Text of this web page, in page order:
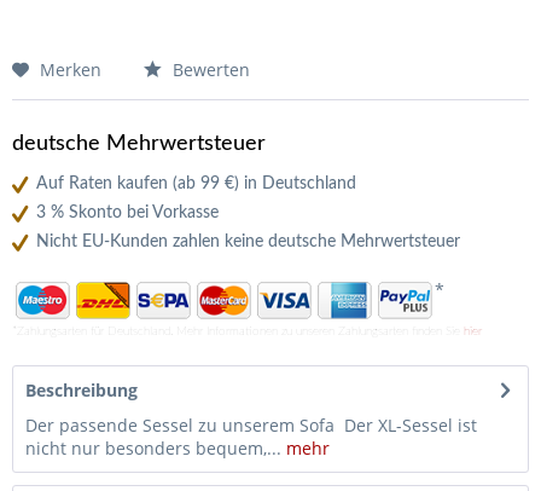
Merken Bewerten
deutsche Mehrwertsteuer
Auf Raten kaufen (ab 99 €) in Deutschland
3 % Skonto bei Vorkasse
Nicht EU-Kunden zahlen keine deutsche Mehrwertsteuer
*
*Zahlungsarten für Deutschland. Mehr Informationen zu unseren Zahlungsarten finden Sie hier
Beschreibung
Der passende Sessel zu unserem Sofa Der XL-Sessel ist
nicht nur besonders bequem,... mehr